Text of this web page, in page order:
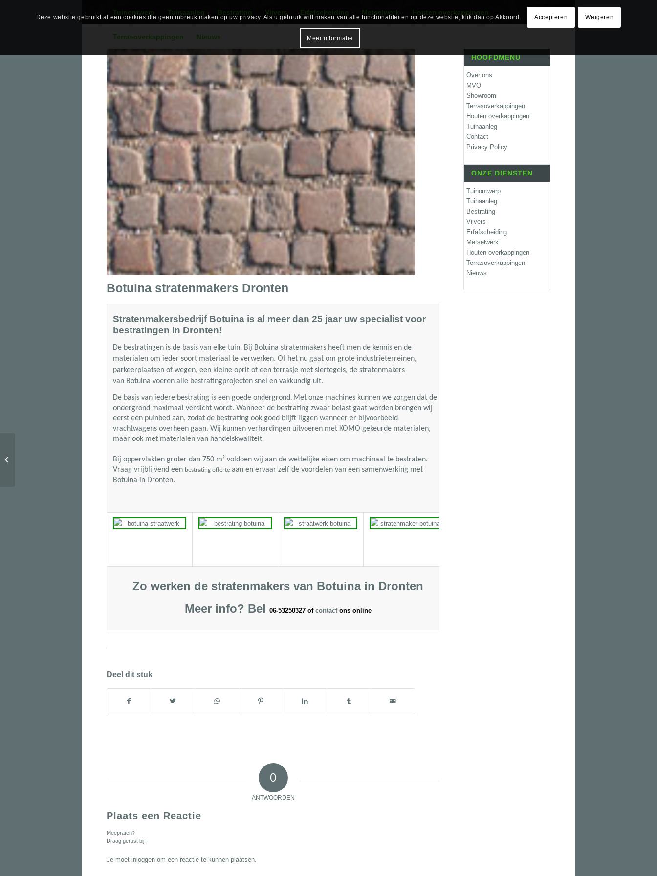
Tuinontwerp Tuinaanleg Bestrating Vijvers Erfafscheiding Metselwerk Houten overkappingen
Terrasoverkappingen Nieuws
Botuina stratenmakers Dronten
Stratenmakersbedrijf Botuina is al meer dan 25 jaar uw specialist voor
bestratingen in Dronten!
De bestratingen is de basis van elke tuin. Bij Botuina stratenmakers heeft men de kennis en de
materialen om ieder soort materiaal te verwerken. Of het nu gaat om grote industrieterreinen,
parkeerplaatsen of wegen, een kleine oprit of een terrasje met siertegels, de stratenmakers
van Botuina voeren alle bestratingprojecten snel en vakkundig uit.
De basis van iedere bestrating is een goede ondergrond. Met onze machines kunnen we zorgen dat de
ondergrond maximaal verdicht wordt. Wanneer de bestrating zwaar belast gaat worden brengen wij
eerst een puinbed aan, zodat de bestrating ook goed blijft liggen wanneer er bijvoorbeeld
vrachtwagens overheen gaan. Wij kunnen verhardingen uitvoeren met KOMO gekeurde materialen,
maar ook met materialen van handelskwaliteit.
Bij oppervlakten groter dan 750 m² voldoen wij aan de wettelijke eisen om machinaal te bestraten.
Vraag vrijblijvend een bestrating offerte aan en ervaar zelf de voordelen van een samenwerking met
Botuina in Dronten.
Zo werken de stratenmakers van Botuina in Dronten
Meer info? Bel 06-53250327 of contact ons online
Deel dit stuk
0
ANTWOORDEN
Plaats een Reactie
Meepraten?
Draag gerust bij!
Je moet inloggen om een reactie te kunnen plaatsen.
HOOFDMENU
Over ons
MVO
Showroom
Terrasoverkappingen
Houten overkappingen
Tuinaanleg
Contact
Privacy Policy
ONZE DIENSTEN
Tuinontwerp
Tuinaanleg
Bestrating
Vijvers
Erfafscheiding
Metselwerk
Houten overkappingen
Terrasoverkappingen
Nieuws
Deze website gebruikt alleen cookies die geen inbreuk maken op uw privacy. Als u gebruik wilt maken van alle functionaliteiten op deze website, klik dan op Akkoord. Accepteren Weigeren
Meer informatie